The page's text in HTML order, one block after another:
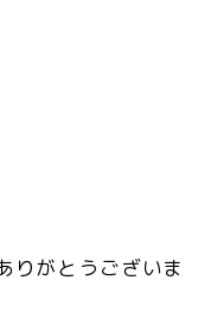
りがとうございま